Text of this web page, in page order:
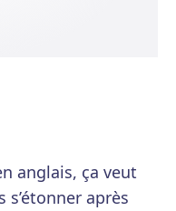
anglais, ça veut
s’étonner après